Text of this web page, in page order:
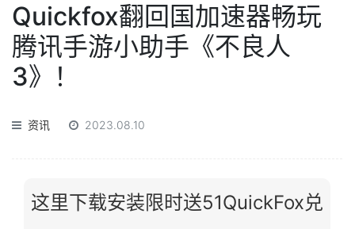
Quickfox翻回国加速器畅玩
腾讯手游小助手《不良人
3》！
资讯 2023.08.10
这里下载安装限时送51QuickFox兑